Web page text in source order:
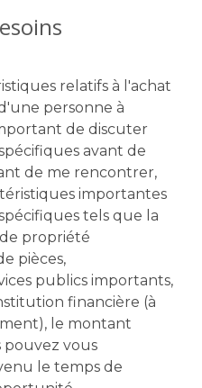
relatifs à l'achat
personne à
de discuter
avant de
de me rencontrer,
importantes
tels que la
propriété
pièces,
publics importants,
financière (à
le montant
vous
le temps de